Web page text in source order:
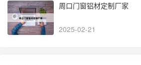
周口门窗铝材定制厂家
2025-02-21